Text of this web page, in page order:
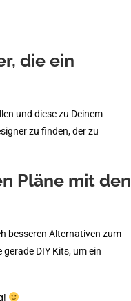
die ein
und diese zu Deinem
zu finden, der zu
Pläne mit den
besseren Alternativen zum
DIY Kits, um ein